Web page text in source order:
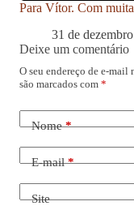
Para Vítor. Com
31 de
Deixe um comentário
O seu endereço de e-mail
são marcados com *
Nome*
E-mail*
Site